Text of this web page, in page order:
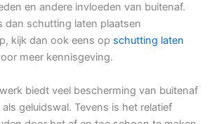
en andere invloeden van buitenaf.
dan schutting laten plaatsen
kijk dan ook eens op schutting laten
meer kennisgeving.
biedt veel bescherming van buitenaf
geluidswal. Tevens is het relatief